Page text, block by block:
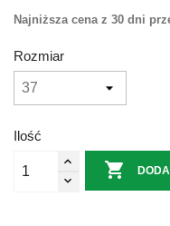
Najniższa cena z 30 dni
Rozmiar
Ilość
